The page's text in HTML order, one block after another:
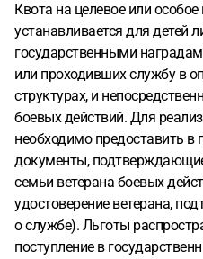
Квота на целевое или особое
устанавливается для детей
государственными
или проходивших службу в
структурах, и
боевых действий. Для
необходимо предоставить
документы,
семьи ветерана боевых
удостоверение ветерана,
о службе). Льготы
поступление в